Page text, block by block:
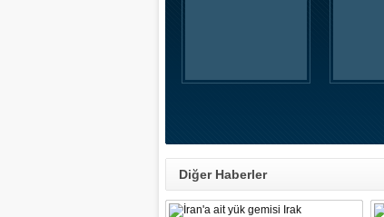
Diğer Haberler